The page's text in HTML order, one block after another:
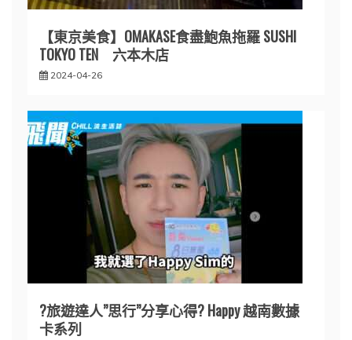
【東京美食】OMAKASE食盡鮑魚拖羅 SUSHI
TOKYO TEN 六本木店
2024-04-26
?旅遊達人”思行”分享心得? Happy 越南數據
卡系列